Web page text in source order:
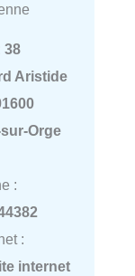
38
Aristide
Orge
:
:
internet